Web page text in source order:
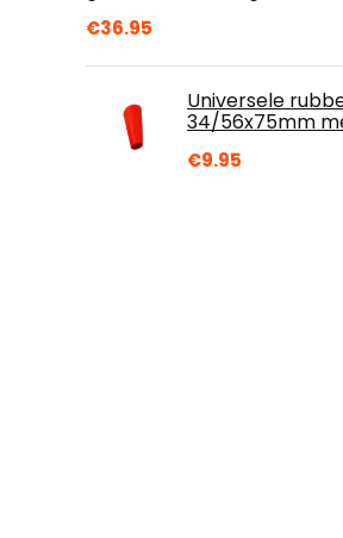
€36.95
Universele
34/56x75mm
€9.95